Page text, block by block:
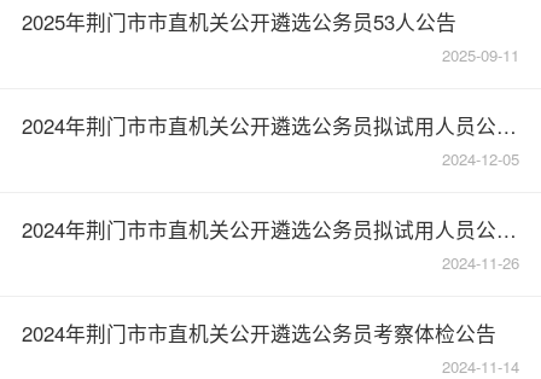
2025年荆门市市直机关公开遴选公务员53人公告
2025-09-11
2024年荆门市市直机关公开遴选公务员拟试用人员公示（第二批）
2024-12-05
2024年荆门市市直机关公开遴选公务员拟试用人员公示（第一批）
2024-11-26
2024年荆门市市直机关公开遴选公务员考察体检公告
2024-11-14